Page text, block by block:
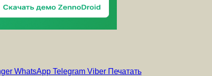
WhatsApp Telegram Viber Печатать